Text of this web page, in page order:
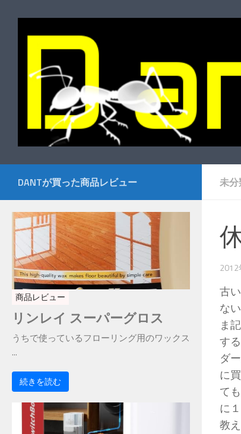
コンテンツへスキップ
未
2012
古
な
ま
す
ダ
に
て
に
教
DANTが買った商品レビュー
商品レビュー
リンレイ スーパーグロス
うちで使っているフローリング用のワックス
...
続きを読む